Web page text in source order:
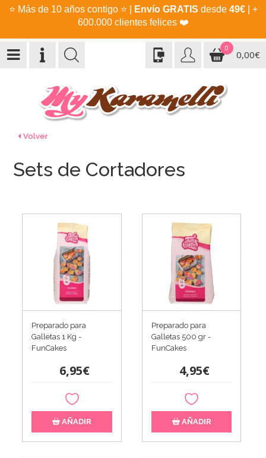
⭐ Más de 10 años contigo ⭐ Envío GRATIS desde 49€| +
600.000 clientes felices ❤️
0
0,00€
Volver
Sets de Cortadores
Preparado para
Galletas 1 Kg -
FunCakes
6,95€
AÑADIR
Preparado para
Galletas 500 gr -
FunCakes
4,95€
AÑADIR